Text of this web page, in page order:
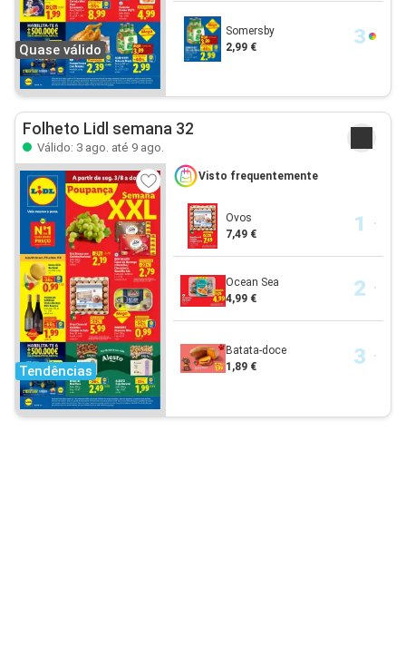
Quase válido
Somersby
2,99 €
Folheto Lidl semana 32
Válido: 3 ago. até 9 ago.
Tendências
Visto frequentemente
Ovos
7,49 €
Ocean Sea
4,99 €
Batata-doce
1,89 €